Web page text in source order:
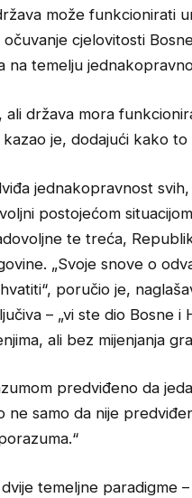
može funkcionirati
cjelovitosti
na temelju
ali država mora
je, dodajući kako
jednakopravnost
postojećom
te treća,
„Svoje snove o
poručio je,
– „vi ste dio Bosne
ali bez mijenjanja
predviđeno da
ne samo da nije
temeljne paradigme